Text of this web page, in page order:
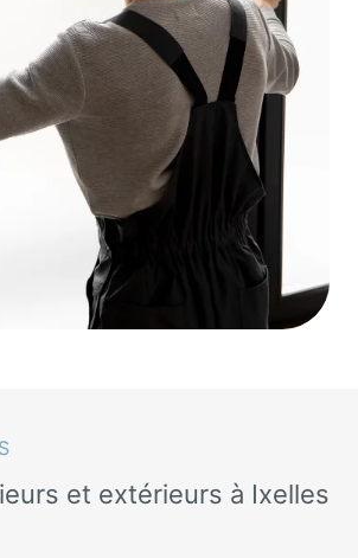
et extérieurs à Ixelles